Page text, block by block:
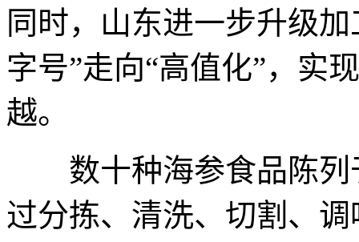
同时，山东进一步升级
字号”走向“高值化”，实
越。
数十种海参食品陈列
过分拣、清洗、切割、